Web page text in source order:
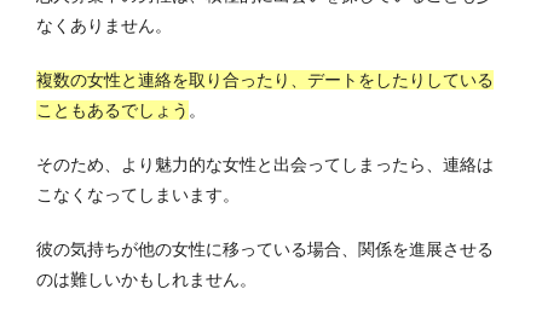
なくありません。
複数の女性と連絡を取り合ったり、デートをしたりしている
こともあるでしょう 。
そのため、より魅力的な女性と出会ってしまったら、連絡は
こなくなってしまいます。
彼の気持ちが他の女性に移っている場合、関係を進展させる
のは難しいかもしれません。